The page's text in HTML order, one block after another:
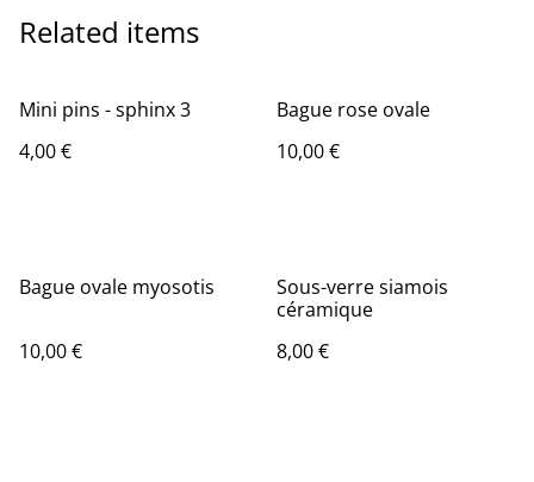
Related items
Mini pins - sphinx 3
4,00 €
Bague rose ovale
10,00 €
Bague ovale myosotis
10,00 €
Sous-verre siamois
céramique
8,00 €